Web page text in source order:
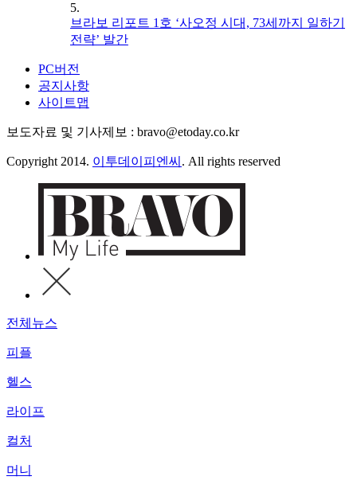
5.
브라보 리포트 1호 ‘사오정 시대, 73세까지 일하기
전략’ 발간
PC버전
공지사항
사이트맵
보도자료 및 기사제보 : bravo@etoday.co.kr
Copyright 2014. 이투데이피엔씨 . All rights reserved
전체뉴스
피플
헬스
라이프
컬처
머니